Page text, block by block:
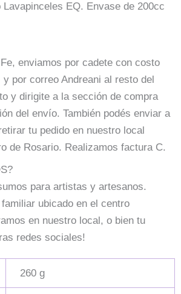
EQ. Envase de 200cc
enviamos por cadete con costo
por correo Andreani al resto del
y dirigite a la sección de compra
del envío. También podés enviar a
tu pedido en nuestro local
de Rosario. Realizamos factura C.
para artistas y artesanos.
ubicado en el centro
en nuestro local, o bien tu
redes sociales!
260 g